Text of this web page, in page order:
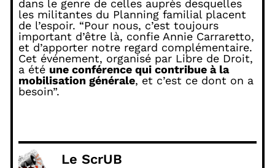
dans le genre de celles auprès desquelles
les militantes du Planning familial placent
de l’espoir. “Pour nous, c’est toujours
important d’être là, confie Annie Carraretto,
et d’apporter notre regard complémentaire.
Cet événement, organisé par Libre de Droit,
a été une conférence qui contribue à la
mobilisation générale, et c’est ce dont on a
besoin”.
Le ScrUB